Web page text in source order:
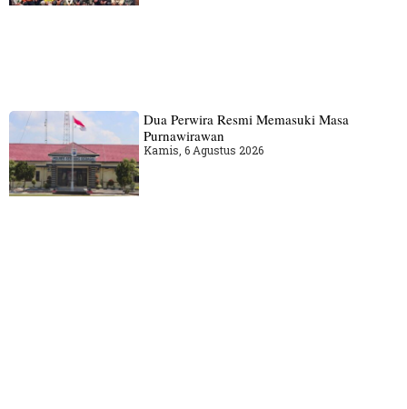
Dua Perwira Resmi Memasuki Masa
Purnawirawan
Kamis, 6 Agustus 2026